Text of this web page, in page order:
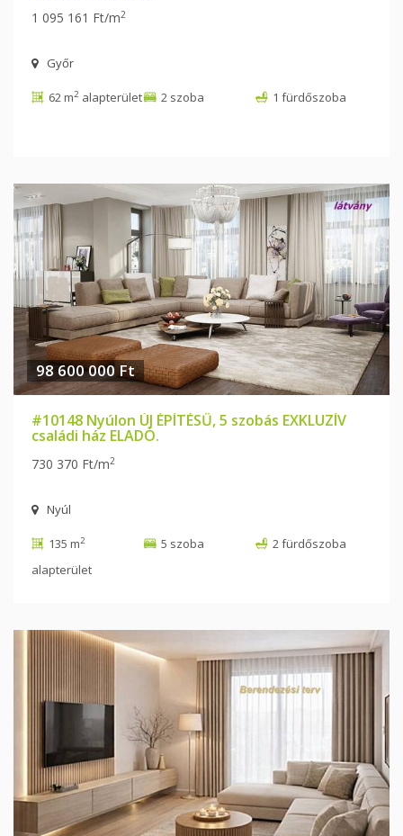
1 095 161 Ft/m2
Győr
62 m2 alapterület 2 szoba 1 fürdőszoba
98 600 000 Ft
#10148 Nyúlon ÚJ ÉPÍTÉSŰ, 5 szobás EXKLUZÍV
családi ház ELADÓ.
730 370 Ft/m2
Nyúl
135 m2
alapterület
5 szoba 2 fürdőszoba